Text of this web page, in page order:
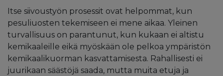
Itse siivoustyön prosessit ovat helpommat, kun
pesuliuosten tekemiseen ei mene aikaa. Yleinen
turvallisuus on parantunut, kun kukaan ei altistu
kemikaaleille eikä myöskään ole pelkoa ympäristön
kemikaalikuorman kasvattamisesta. Rahallisesti ei
juurikaan säästöjä saada, mutta muita etuja ja